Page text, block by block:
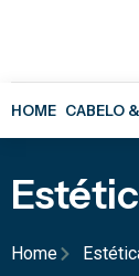
HOME CABELO
Home